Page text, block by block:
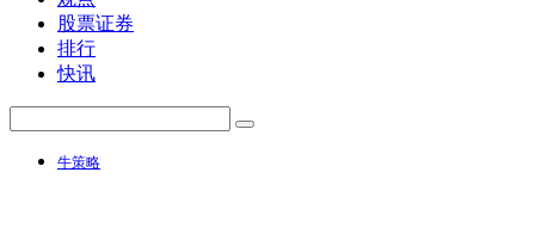
股票证券
排行
快讯
牛策略